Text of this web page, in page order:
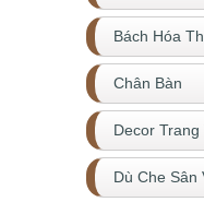
Bách Hóa
Chân Bàn
Decor
Dù Che Sân